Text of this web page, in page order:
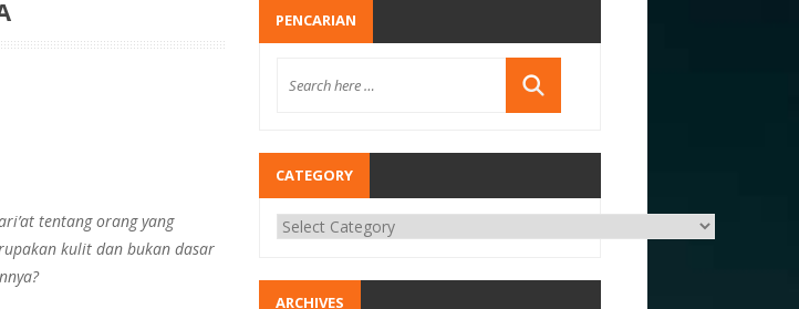
tentang orang yang
kulit dan bukan dasar
PENCARIAN
CATEGORY
ARCHIVES